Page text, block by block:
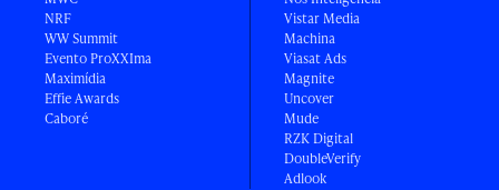
NRF
WW Summit
Evento ProXXIma
Maximídia
Effie Awards
Caboré
Vistar Media
Machina
Viasat Ads
Magnite
Uncover
Mude
RZK Digital
DoubleVerify
Adlook